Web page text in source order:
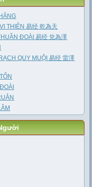
THIÊN 易经 乾為天
ĐOÀI 易经 兌為澤
QUY MUỘI 易经 雷澤